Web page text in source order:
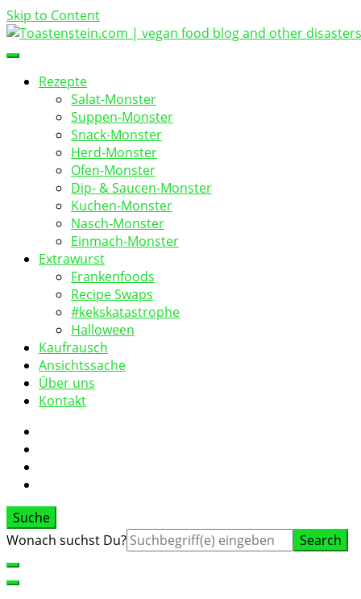
Skip to Content
Toastenstein.com
vegan food blog
Rezepte
Salat-Monster
Suppen-Monster
Snack-Monster
Herd-Monster
Ofen-Monster
Dip- & Saucen-Monster
Kuchen-Monster
Nasch-Monster
Einmach-Monster
Extrawurst
Frankenfoods
Recipe Swaps
#kekskatastrophe
Halloween
Kaufrausch
Ansichtssache
Über uns
Kontakt
Suche
Suche
Wonach suchst Du?